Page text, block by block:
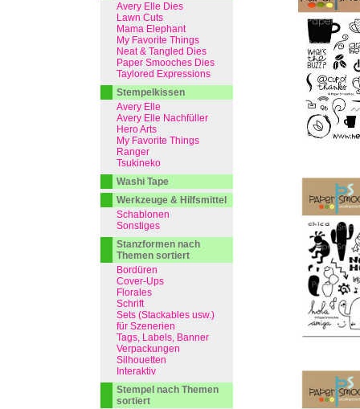
Avery Elle Dies
Lawn Cuts
Mama Elephant
My Favorite Things
Neat & Tangled Dies
Paper Smooches Dies
Taylored Expressions
Stempelkissen
Avery Elle
Avery Elle Nachfüller
Hero Arts
My Favorite Things
Ranger
Tsukineko
Washi Tape
Werkzeuge & Hilfsmittel
Schablonen
Sonstiges
Stanzformen nach
Themen sortiert
Bordüren
Cover-Ups
Florales
Schrift
Sets (Stackables usw.)
für Szenerien
Tags, Labels, Banner
Verpackungen
Silhouetten
Interaktiv
Stempel nach Themen
sortiert